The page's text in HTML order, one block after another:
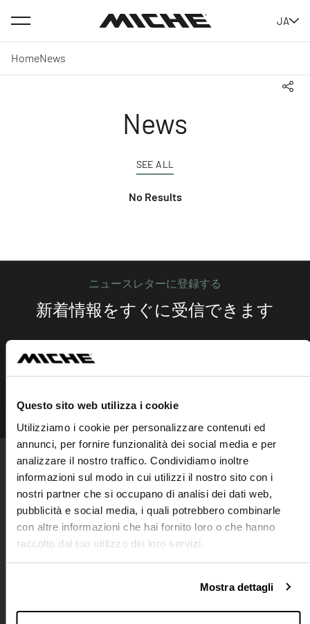
Questo sito web utilizza i cookie
Utilizziamo i cookie per personalizzare contenuti ed
annunci, per fornire funzionalità dei social media e per
analizzare il nostro traffico. Condividiamo inoltre
informazioni sul modo in cui utilizzi il nostro sito con i
nostri partner che si occupano di analisi dei dati web,
pubblicità e social media, i quali potrebbero combinarle
con altre informazioni che hai fornito loro o che hanno
raccolto dal tuo utilizzo dei loro servizi.
Mostra dettagli
Menu
JA
HomeNews
News
SEE ALL
No Results
ニュースレターに登録する
新着情報をすぐに受信できます
フォローしてください
Instagram
Facebook
Linkedin
PRODUCTS
ホイール
クランクセット
ボトムブラケット
カセットスプロケット - スプロ
ケット
チェーン
ハブ
販売店検索
採用情報